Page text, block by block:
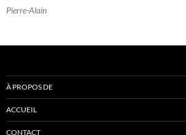
Pierre-Alain
À PROPOS DE
ACCUEIL
CONTACT